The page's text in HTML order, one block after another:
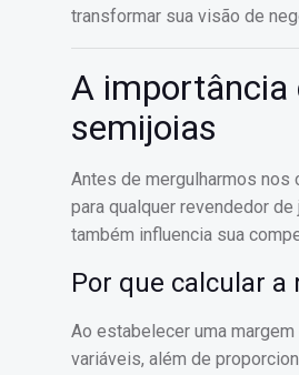
transformar sua visão de
A importância
semijoias
Antes de mergulharmos nos
para qualquer revendedor
também influencia sua
Por que calcular
Ao estabelecer uma
variáveis, além de